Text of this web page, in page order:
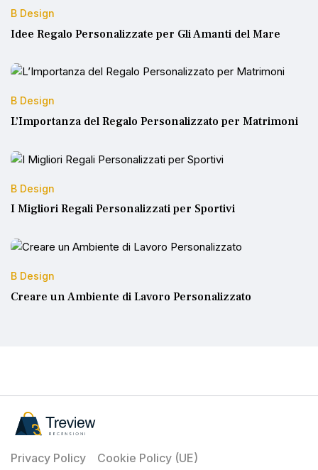
B Design
Idee Regalo Personalizzate per Gli Amanti del Mare
B Design
L’Importanza del Regalo Personalizzato per Matrimoni
B Design
I Migliori Regali Personalizzati per Sportivi
B Design
Creare un Ambiente di Lavoro Personalizzato
Privacy Policy Cookie Policy (UE)